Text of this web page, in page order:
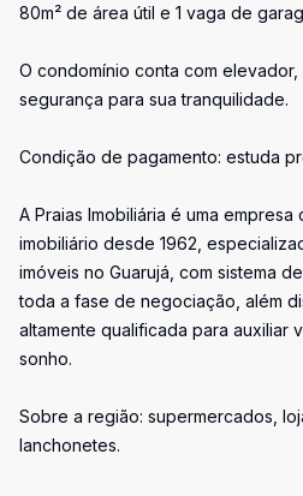
80m² de área útil e 1 vaga de
O condomínio conta com
segurança para sua tranquilidade.
Condição de pagamento: estuda
A Praias Imobiliária é uma
imobiliário desde 1962,
imóveis no Guarujá, com sistema
toda a fase de negociação, além
altamente qualificada para auxiliar
sonho.
Sobre a região: supermercados,
lanchonetes.